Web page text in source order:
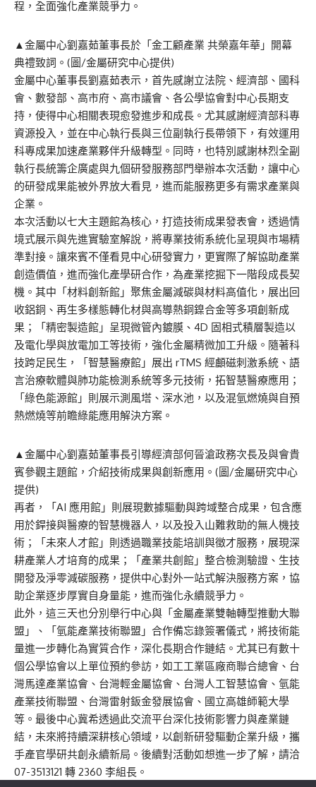
程，全面強化產業競爭力。
▲金屬中心劉嘉茹董事長於「金工顧產業 共榮嘉年華」開幕
典禮致詞。(圖/金屬研究中心提供)
金屬中心董事長劉嘉茹表示，首先感謝立法院、經濟部、國科
會、數發部、高市府、高市議會、各公學協會對中心長期支
持，使得中心相關表現愈發進步和成長。尤其感謝經濟部科專
資源投入，並在中心執行長與三位副執行長帶領下，有效運用
科專成果加速產業夥伴升級轉型。同時，也特別感謝林烈全副
執行長統籌企廣處與九個研發服務部門舉辦本次活動，讓中心
的研發成果能被外界放大看見，進而能服務更多有需求產業與
企業。
本次活動以七大主題館為核心，打造技術成果發表會，透過情
境式展示與先進實驗室解說，將專業技術系統化呈現與市場精
準對接。讓來賓不僅看見中心研發實力，更實際了解協助產業
創造價值，進而強化產學研合作，為產業挖掘下一階段成長契
機。其中「材料創新館」聚焦金屬減碳與材料高值化，展出回
收鋁銅、再生多樣態轉化材與高導熱銅鎳合金等多項創新成
果；「精密製造館」呈現微管內鍍膜、4D 固相式積層製造以
及電化學與放電加工等技術，強化金屬精微加工升級。隨著科
技跨足民生，「智慧醫療館」展出 rTMS 經顱磁刺激系統、語
言治療軟體與肺功能檢測系統等多元技術，拓智慧醫療應用；
「綠色能源館」則展示測風塔、深水池，以及混氫燃燒與自預
熱燃燒等前瞻綠能應用解決方案。
▲金屬中心劉嘉茹董事長引導經濟部何晉滄政務次長及與會貴
賓參觀主題館，介紹技術成果與創新應用。(圖/金屬研究中心
提供)
再者，「AI 應用館」則展現數據驅動與跨域整合成果，包含應
用於銲接與醫療的智慧機器人，以及投入山難救助的無人機技
術；「未來人才館」則透過職業技能培訓與徵才服務，展現深
耕產業人才培育的成果；「產業共創館」整合檢測驗證、生技
開發及淨零減碳服務，提供中心對外一站式解決服務方案，協
助企業逐步厚實自身量能，進而強化永續競爭力。
此外，這三天也分別舉行中心與「金屬產業雙軸轉型推動大聯
盟」、「氫能產業技術聯盟」合作備忘錄簽署儀式，將技術能
量進一步轉化為實質合作，深化長期合作鏈結。尤其已有數十
個公學協會以上單位預約參訪，如工工業區廠商聯合總會、台
灣馬達產業協會、台灣輕金屬協會、台灣人工智慧協會、氫能
產業技術聯盟、台灣雷射鈑金發展協會、國立高雄師範大學
等。最後中心冀希透過此交流平台深化技術影響力與產業鏈
結，未來將持續深耕核心領域，以創新研發驅動企業升級，攜
手產官學研共創永續新局。後續對活動如想進一步了解，請洽
07-3513121 轉 2360 李組長。